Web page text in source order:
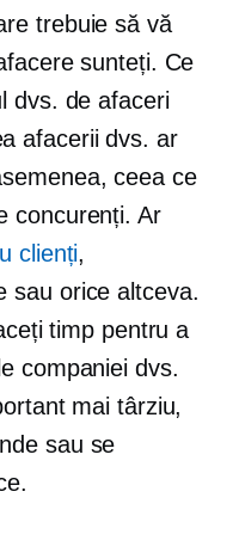
trebuie să vă
sunteți. Ce
dvs. de afaceri
afacerii dvs. ar
ceea ce
concurenți. Ar
clienți,
sau orice altceva.
timp pentru a
companiei dvs.
mai târziu,
sau se